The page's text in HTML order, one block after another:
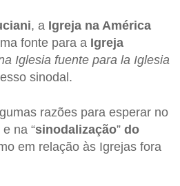
, a Igreja na América
fonte para a Igreja
Iglesia fuente para la Iglesia
sinodal.
razões para esperar no
na “sinodalização” do
em relação às Igrejas fora